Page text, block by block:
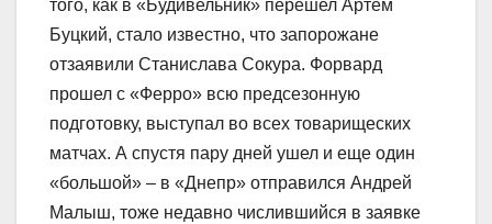
того, как в «Будивельник» перешел Артем
Буцкий, стало известно, что запорожане
отзаявили Станислава Сокура. Форвард
прошел с «Ферро» всю предсезонную
подготовку, выступал во всех товарищеских
матчах. А спустя пару дней ушел и еще один
«большой» – в «Днепр» отправился Андрей
Малыш, тоже недавно числившийся в заявке